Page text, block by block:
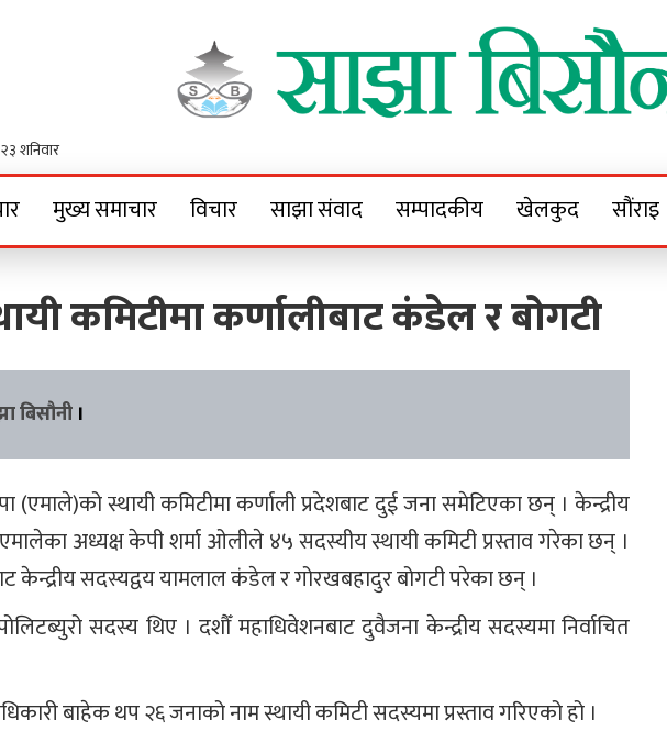
Sajha Bisaunee
मुख्य समाचार विचार साझा संवाद सम्पादकीय खेलकुद सौंराइ
कमिटीमा कर्णालीबाट कंडेल र बोगटी
बिसौनी।
(एमाले)को स्थायी कमिटीमा कर्णाली प्रदेशबाट दुई जना समेटिएका छन् । केन्द्रीय
अध्यक्ष केपी शर्मा ओलीले ४५ सदस्यीय स्थायी कमिटी प्रस्ताव गरेका छन् ।
केन्द्रीय सदस्यद्वय यामलाल कंडेल र गोरखबहादुर बोगटी परेका छन् ।
सदस्य थिए । दशौँ महाधिवेशनबाट दुवैजना केन्द्रीय सदस्यमा निर्वाचित
बाहेक थप २६ जनाको नाम स्थायी कमिटी सदस्यमा प्रस्ताव गरिएको हो ।